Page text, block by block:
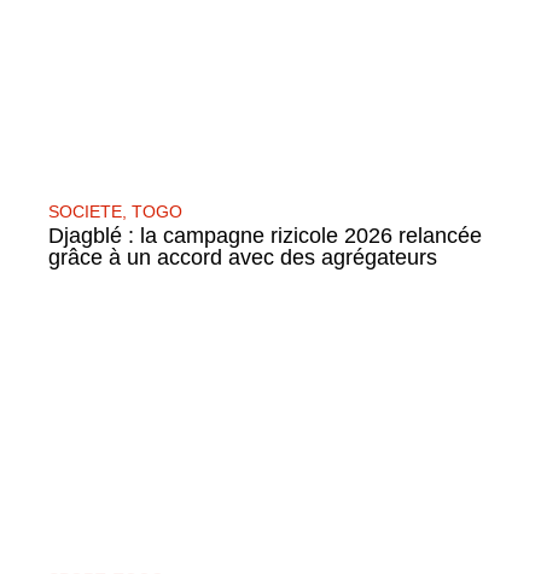
SOCIETE TOGO
Djagblé : la campagne rizicole 2026 relancée
grâce à un accord avec des agrégateurs